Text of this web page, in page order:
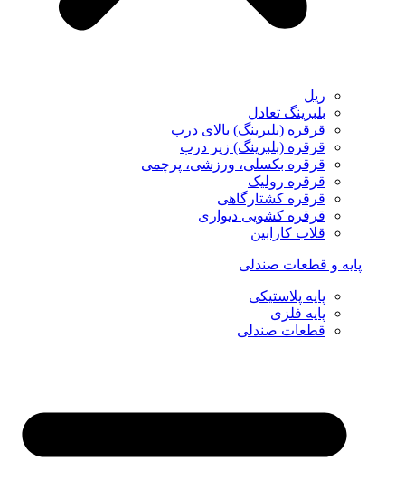
ریل
بلبرینگ تعادل
قرقره (بلبرینگ) بالای درب
قرقره (بلبرینگ) زیر درب
قرقره بکسلی، ورزشی، پرچمی
قرقره رولیک
قرقره کشتارگاهی
قرقره کشویی دیواری
قلاب کارابین
پایه و قطعات صندلی
پایه پلاستیکی
پایه فلزی
قطعات صندلی